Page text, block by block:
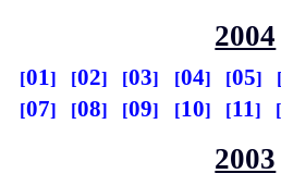
2004
01 02 03 04 05
07
08 09 10 11
2003